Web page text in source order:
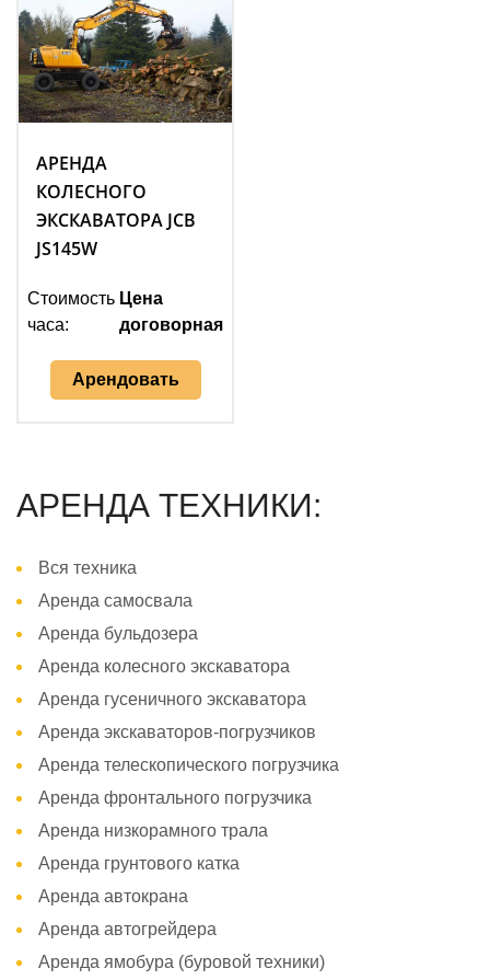
АРЕНДА
КОЛЕСНОГО
ЭКСКАВАТОРА JCB
JS145W
Стоимость
часа:
Цена
договорная
Арендовать
АРЕНДА ТЕХНИКИ:
Вся техника
Аренда самосвала
Аренда бульдозера
Аренда колесного экскаватора
Аренда гусеничного экскаватора
Аренда экскаваторов-погрузчиков
Аренда телескопического погрузчика
Аренда фронтального погрузчика
Аренда низкорамного трала
Аренда грунтового катка
Аренда автокрана
Аренда автогрейдера
Аренда ямобура (буровой техники)